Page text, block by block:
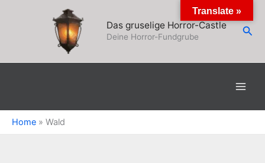
Das gruselige Horror-Castle
Deine Horror-Fundgrube
Home » Wald
Translate »